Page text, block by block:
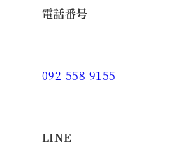
電話番号
092-558-9155
LINE